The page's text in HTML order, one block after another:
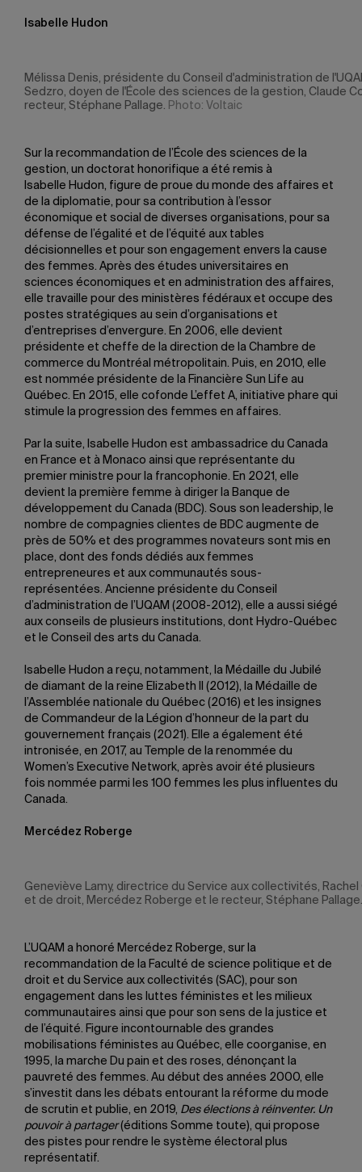
Isabelle Hudon
Mélissa Denis, présidente du Conseil d'administration de
Sedzro, doyen de l'École des sciences de la gestion, Claude
recteur, Stéphane Pallage. Photo: Voltaic
Sur la recommandation de l’École des sciences de la
gestion, un doctorat honorifique a été remis à
Isabelle Hudon, figure de proue du monde des affaires et
de la diplomatie, pour sa contribution à l’essor
économique et social de diverses organisations, pour sa
défense de l’égalité et de l’équité aux tables
décisionnelles et pour son engagement envers la cause
des femmes. Après des études universitaires en
sciences économiques et en administration des affaires,
elle travaille pour des ministères fédéraux et occupe des
postes stratégiques au sein d’organisations et
d’entreprises d’envergure. En 2006, elle devient
présidente et cheffe de la direction de la Chambre de
commerce du Montréal métropolitain. Puis, en 2010, elle
est nommée présidente de la Financière Sun Life au
Québec. En 2015, elle cofonde L’effet A, initiative phare qui
stimule la progression des femmes en affaires.
Par la suite, Isabelle Hudon est ambassadrice du Canada
en France et à Monaco ainsi que représentante du
premier ministre pour la francophonie. En 2021, elle
devient la première femme à diriger la Banque de
développement du Canada (BDC). Sous son leadership, le
nombre de compagnies clientes de BDC augmente de
près de 50% et des programmes novateurs sont mis en
place, dont des fonds dédiés aux femmes
entrepreneures et aux communautés sous-
représentées. Ancienne présidente du Conseil
d’administration de l’UQAM (2008-2012), elle a aussi siégé
aux conseils de plusieurs institutions, dont Hydro-Québec
et le Conseil des arts du Canada.
Isabelle Hudon a reçu, notamment, la Médaille du Jubilé
de diamant de la reine Elizabeth II (2012), la Médaille de
l’Assemblée nationale du Québec (2016) et les insignes
de Commandeur de la Légion d’honneur de la part du
gouvernement français (2021). Elle a également été
intronisée, en 2017, au Temple de la renommée du
Women’s Executive Network, après avoir été plusieurs
fois nommée parmi les 100 femmes les plus influentes du
Canada.
Mercédez Roberge
Geneviève Lamy, directrice du Service aux collectivités,
et de droit, Mercédez Roberge et le recteur, Stéphane Pallage.
L’UQAM a honoré Mercédez Roberge, sur la
recommandation de la Faculté de science politique et de
droit et du Service aux collectivités (SAC), pour son
engagement dans les luttes féministes et les milieux
communautaires ainsi que pour son sens de la justice et
de l’équité. Figure incontournable des grandes
mobilisations féministes au Québec, elle coorganise, en
1995, la marche Du pain et des roses, dénonçant la
pauvreté des femmes. Au début des années 2000, elle
s’investit dans les débats entourant la réforme du mode
de scrutin et publie, en 2019, Des élections à réinventer. Un
pouvoir à partager(éditions Somme toute), qui propose
des pistes pour rendre le système électoral plus
représentatif.